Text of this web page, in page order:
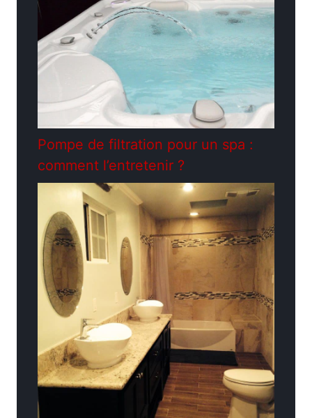
Pompe de filtration pour un spa :
comment l’entretenir ?